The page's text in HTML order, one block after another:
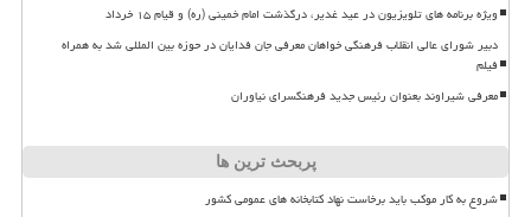
ویژه برنامه های تلویزیون در عید غدیر، درگذشت امام خمینی (ره) و قیام ۱۵ خرداد
دبیر شورای عالی انقلاب فرهنگی خواهان معرفی جان فدایان در حوزه بین المللی شد به همراه
فیلم
معرفی شیراوند بعنوان رئیس جدید فرهنگسرای نیاوران
پربحث ترین ها
شروع به کار موکب باید برخاست نهاد کتابخانه های عمومی کشور